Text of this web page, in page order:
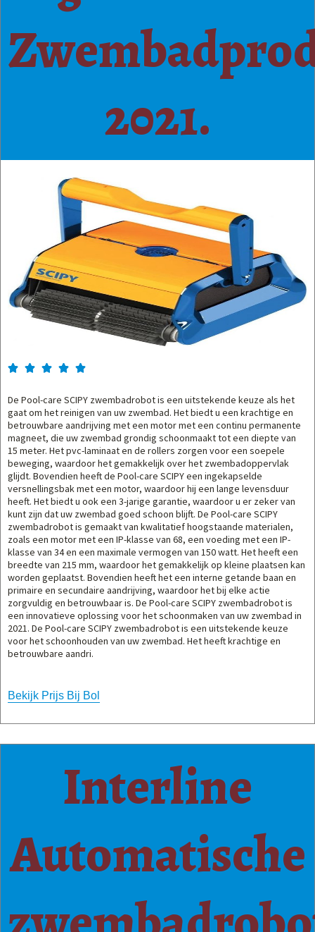
2021.
    
De Pool-care SCIPY zwembadrobot is een uitstekende keuze als het
gaat om het reinigen van uw zwembad. Het biedt u een krachtige en
betrouwbare aandrijving met een motor met een continu permanente
magneet, die uw zwembad grondig schoonmaakt tot een diepte van
15 meter. Het pvc-laminaat en de rollers zorgen voor een soepele
beweging, waardoor het gemakkelijk over het zwembadoppervlak
glijdt. Bovendien heeft de Pool-care SCIPY een ingekapselde
versnellingsbak met een motor, waardoor hij een lange levensduur
heeft. Het biedt u ook een 3-jarige garantie, waardoor u er zeker van
kunt zijn dat uw zwembad goed schoon blijft. De Pool-care SCIPY
zwembadrobot is gemaakt van kwalitatief hoogstaande materialen,
zoals een motor met een IP-klasse van 68, een voeding met een IP-
klasse van 34 en een maximale vermogen van 150 watt. Het heeft een
breedte van 215 mm, waardoor het gemakkelijk op kleine plaatsen kan
worden geplaatst. Bovendien heeft het een interne getande baan en
primaire en secundaire aandrijving, waardoor het bij elke actie
zorgvuldig en betrouwbaar is. De Pool-care SCIPY zwembadrobot is
een innovatieve oplossing voor het schoonmaken van uw zwembad in
2021. De Pool-care SCIPY zwembadrobot is een uitstekende keuze
voor het schoonhouden van uw zwembad. Het heeft krachtige en
betrouwbare aandri.
Bekijk Prijs Bij Bol
Interline
Automatische